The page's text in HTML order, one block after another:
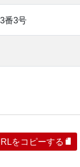
番3号
をコピーする